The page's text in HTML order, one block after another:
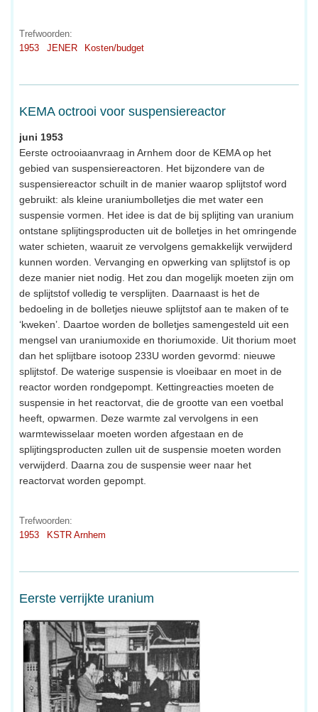
Trefwoorden:
1953
JENER Kosten/budget
KEMA octrooi voor suspensiereactor
juni 1953
Eerste octrooiaanvraag in Arnhem door de KEMA op het
gebied van suspensiereactoren. Het bijzondere van de
suspensiereactor schuilt in de manier waarop splijtstof word
gebruikt: als kleine uraniumbolletjes die met water een
suspensie vormen. Het idee is dat de bij splijting van uranium
ontstane splijtingsproducten uit de bolletjes in het omringende
water schieten, waaruit ze vervolgens gemakkelijk verwijderd
kunnen worden. Vervanging en opwerking van splijtstof is op
deze manier niet nodig. Het zou dan mogelijk moeten zijn om
de splijtstof volledig te versplijten. Daarnaast is het de
bedoeling in de bolletjes nieuwe splijtstof aan te maken of te
‘kweken’. Daartoe worden de bolletjes samengesteld uit een
mengsel van uraniumoxide en thoriumoxide. Uit thorium moet
dan het splijtbare isotoop 233U worden gevormd: nieuwe
splijtstof. De waterige suspensie is vloeibaar en moet in de
reactor worden rondgepompt. Kettingreacties moeten de
suspensie in het reactorvat, die de grootte van een voetbal
heeft, opwarmen. Deze warmte zal vervolgens in een
warmtewisselaar moeten worden afgestaan en de
splijtingsproducten zullen uit de suspensie moeten worden
verwijderd. Daarna zou de suspensie weer naar het
reactorvat worden gepompt.
Trefwoorden:
1953
KSTR Arnhem
Eerste verrijkte uranium